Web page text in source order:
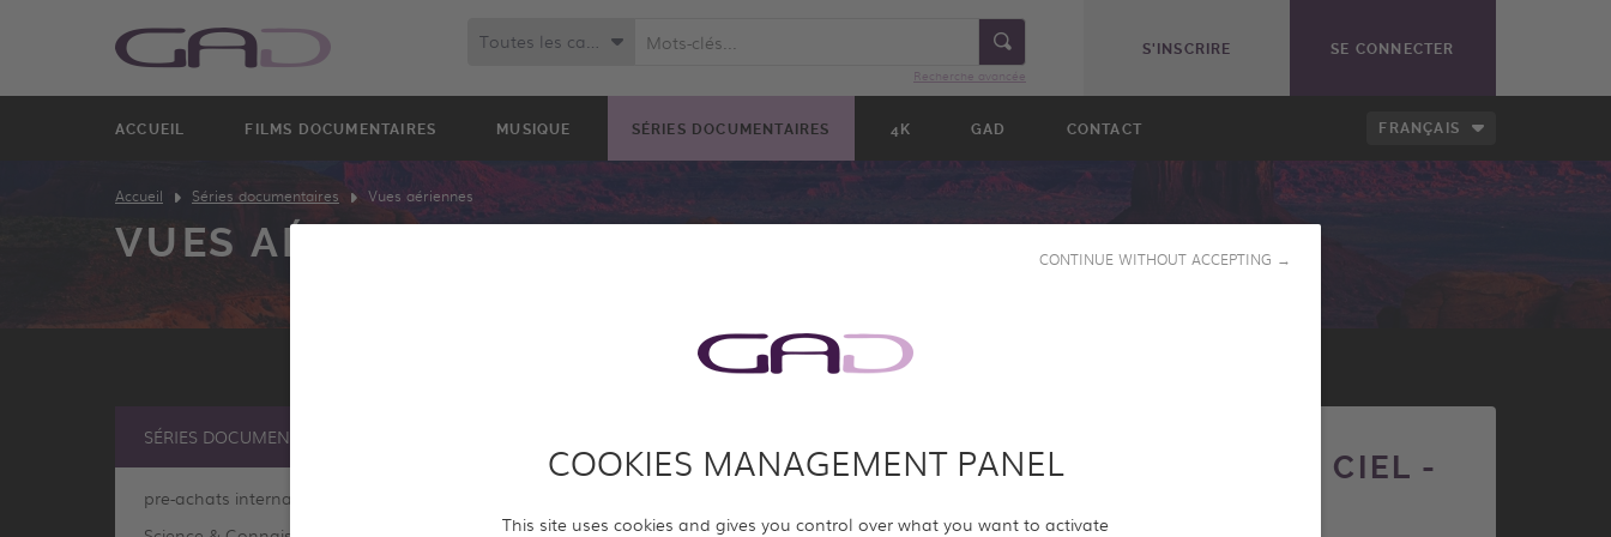
COOKIES MANAGEMENT PANEL
This site uses cookies and gives you control over what you want to activate
CONTINUE WITHOUT ACCEPTING →
S'INSCRIRE SE CONNECTER
ACCUEIL FILMS DOCUMENTAIRES MUSIQUE SÉRIES DOCUMENTAIRES 4K GAD CONTACT FRANÇAIS
Toutes les catégories
Recherche avancée
Accueil Séries documentaires Vues aériennes
VUES AÉRIENNES
SÉRIES DOCUMENTAIRES
pre-achats internationaux
LES CÔTES FRANÇAISES VUES DU CIEL -